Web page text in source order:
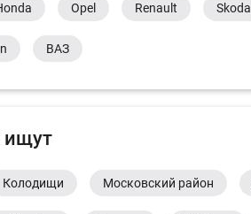
Opel Renault Skoda
ВАЗ
ищут
Колодищи Московский район